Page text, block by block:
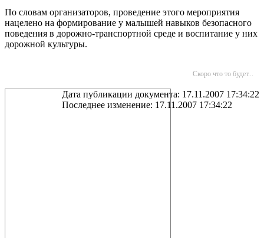
По словам организаторов, проведение этого мероприятия
нацелено на формирование у малышей навыков безопасного
поведения в дорожно-транспортной среде и воспитание у них
дорожной культуры.
Скоро что то будет...
Дата публикации документа: 17.11.2007 17:34:22
Последнее изменение: 17.11.2007 17:34:22